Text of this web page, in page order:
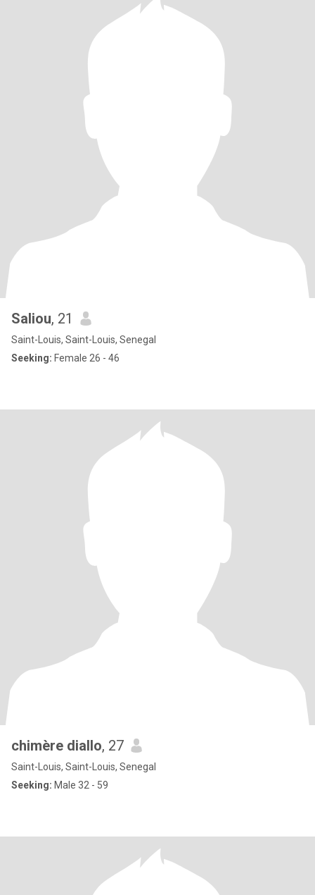
Saliou, 21
Saint-Louis, Saint-Louis, Senegal
Seeking: Female 26 - 46
chimère diallo, 27
Saint-Louis, Saint-Louis, Senegal
Seeking: Male 32 - 59